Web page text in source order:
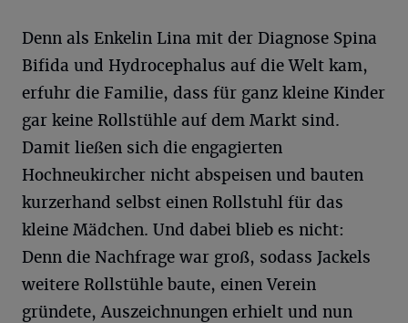
Denn als Enkelin Lina mit der Diagnose Spina
Bifida und Hydrocephalus auf die Welt kam,
erfuhr die Familie, dass für ganz kleine Kinder
gar keine Rollstühle auf dem Markt sind.
Damit ließen sich die engagierten
Hochneukircher nicht abspeisen und bauten
kurzerhand selbst einen Rollstuhl für das
kleine Mädchen. Und dabei blieb es nicht:
Denn die Nachfrage war groß, sodass Jackels
weitere Rollstühle baute, einen Verein
gründete, Auszeichnungen erhielt und nun